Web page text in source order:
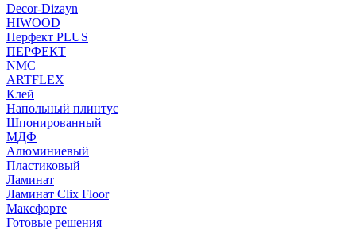
Decor-Dizayn
HIWOOD
Перфект PLUS
ПЕРФЕКТ
NMC
ARTFLEX
Клей
Напольный плинтус
Шпонированный
МДФ
Алюминиевый
Пластиковый
Ламинат
Ламинат Clix Floor
Максфорте
Готовые решения